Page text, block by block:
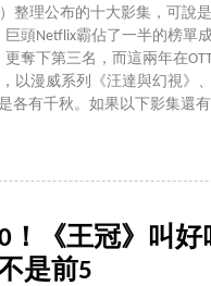
整理公布的十大影集，可說
頭Netflix霸佔了一半的榜單
奪下第三名，而這兩年在OTT
以漫威系列《汪達與幻視》
各有千秋。如果以下影集還有
！《王冠》叫
是前5